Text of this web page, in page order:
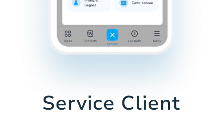
Service Client